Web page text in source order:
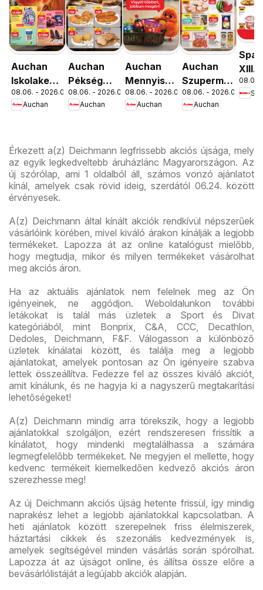
Auchan
Iskolakezdés
ajánlatok
08.06. - 2026.08.19.
Auchan
Auchan
Pékség
ajánlataink
08.06. - 2026.08.12.
Auchan
Auchan
Mennyiségi
kedvezmény
ajánlataink
08.06. - 2026.08.19.
Auchan
Auchan
Szupermarket
akciós
újság
08.06. - 2026.08.12.
Auchan
Spar
XIII.
út
08.06.
Érkezett a(z) Deichmann legfrissebb akciós újsága, mely
az egyik legkedveltebb áruházlánc Magyarországon. Az
új szórólap, ami 1 oldalból áll, számos vonzó ajánlatot
kínál, amelyek csak rövid ideig, szerdától 06.24. között
érvényesek.
A(z) Deichmann által kínált akciók rendkívül népszerűek
vásárlóink körében, mivel kiváló árakon kínálják a legjobb
termékeket. Lapozza át az online katalógust mielőbb,
hogy megtudja, mikor és milyen termékeket vásárolhat
meg akciós áron.
Ha az aktuális ajánlatok nem felelnek meg az Ön
igényeinek, ne aggódjon. Weboldalunkon további
letákokat is talál más üzletek a Sport és Divat
kategóriából, mint Bonprix, C&A, CCC, Decathlon,
Dedoles, Deichmann, F&F. Válogasson a különböző
üzletek kínálatai között, és találja meg a legjobb
ajánlatokat, amelyek pontosan az Ön igényeire szabva
lettek összeállítva. Fedezze fel az összes kiváló akciót,
amit kínálunk, és ne hagyja ki a nagyszerű megtakarítási
lehetőségeket!
A(z) Deichmann mindig arra törekszik, hogy a legjobb
ajánlatokkal szolgáljon, ezért rendszeresen frissítik a
kínálatot, hogy mindenki megtalálhassa a számára
legmegfelelőbb termékeket. Ne megyjen el mellette, hogy
kedvenc termékeit kiemelkedően kedvező akciós áron
szerezhesse meg!
Az új Deichmann akciós újság hetente frissül, így mindig
naprakész lehet a legjobb ajánlatokkal kapcsolatban. A
heti ajánlatok között szerepelnek friss élelmiszerek,
háztartási cikkek és szezonális kedvezmények is,
amelyek segítségével minden vásárlás során spórolhat.
Lapozza át az újságot online, és állítsa össze előre a
bevásárlólistáját a legújabb akciók alapján.